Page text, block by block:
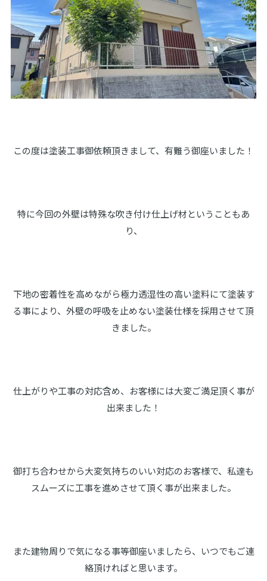
この度は塗装工事御依頼頂きまして、有難う御座いました！
特に今回の外壁は特殊な吹き付け仕上げ材ということもあ
り、
下地の密着性を高めながら極力透湿性の高い塗料にて塗装す
る事により、外壁の呼吸を止めない塗装仕様を採用させて頂
きました。
仕上がりや工事の対応含め、お客様には大変ご満足頂く事が
出来ました！
御打ち合わせから大変気持ちのいい対応のお客様で、私達も
スムーズに工事を進めさせて頂く事が出来ました。
また建物周りで気になる事等御座いましたら、いつでもご連
絡頂ければと思います。